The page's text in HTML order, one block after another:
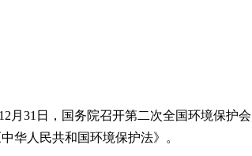
31日，国务院召开第二次全国环境保护会
华人民共和国环境保护法》。